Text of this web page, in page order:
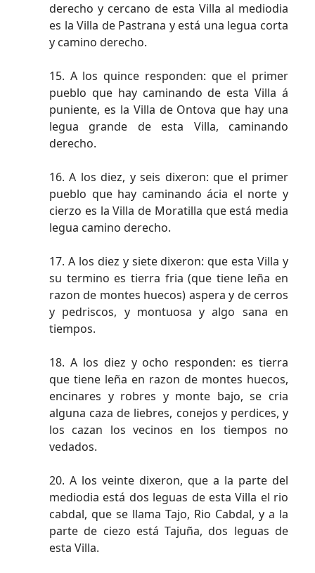
derecho y cercano de esta Villa al mediodia
es la Villa de Pastrana y está una legua corta
y camino derecho.
15. A los quince responden: que el primer
pueblo que hay caminando de esta Villa á
puniente, es la Villa de Ontova que hay una
legua grande de esta Villa, caminando
derecho.
16. A los diez, y seis dixeron: que el primer
pueblo que hay caminando ácia el norte y
cierzo es la Villa de Moratilla que está media
legua camino derecho.
17. A los diez y siete dixeron: que esta Villa y
su termino es tierra fria (que tiene leña en
razon de montes huecos) aspera y de cerros
y pedriscos, y montuosa y algo sana en
tiempos.
18. A los diez y ocho responden: es tierra
que tiene leña en razon de montes huecos,
encinares y robres y monte bajo, se cria
alguna caza de liebres, conejos y perdices, y
los cazan los vecinos en los tiempos no
vedados.
20. A los veinte dixeron, que a la parte del
mediodia está dos leguas de esta Villa el rio
cabdal, que se llama Tajo, Rio Cabdal, y a la
parte de ciezo está Tajuña, dos leguas de
esta Villa.